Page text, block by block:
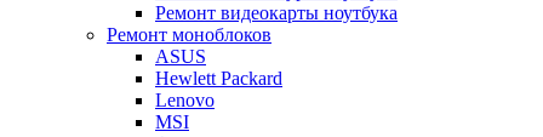
Ремонт видеокарты ноутбука
Ремонт моноблоков
ASUS
Hewlett Packard
Lenovo
MSI